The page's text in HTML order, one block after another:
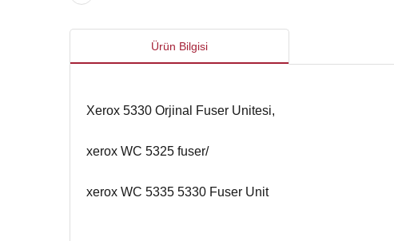
Ürün Bilgisi
Xerox 5330 Orjinal Fuser Unitesi,
xerox WC 5325 fuser/
xerox WC 5335 5330 Fuser Unit